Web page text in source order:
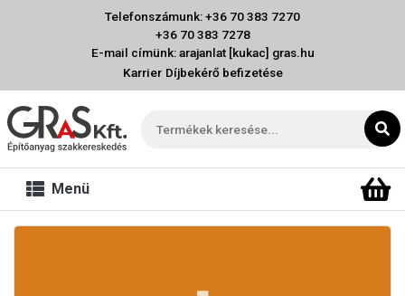
Telefonszámunk: +36 70 383 7270
+36 70 383 7278
E-mail címünk: arajanlat [kukac] gras.hu
Karrier Díjbekérő befizetése
Menü